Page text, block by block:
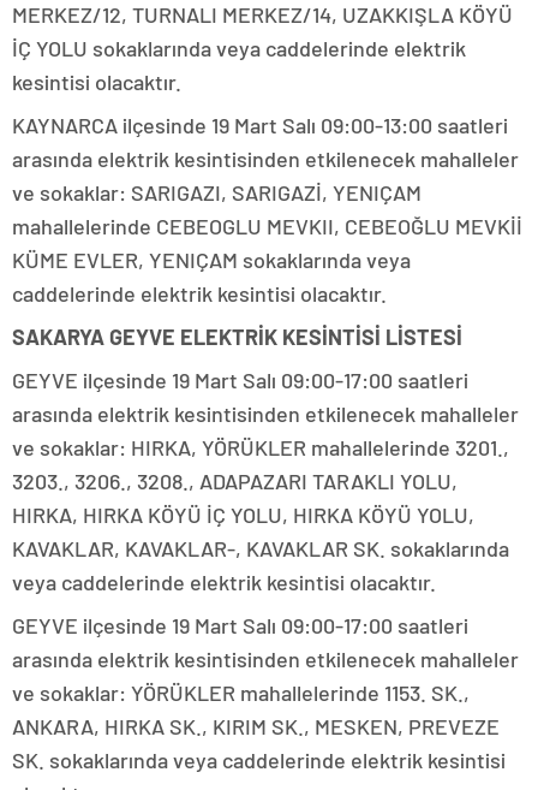
MERKEZ/12, TURNALI MERKEZ/14, UZAKKIŞLA KÖYÜ
İÇ YOLU sokaklarında veya caddelerinde elektrik
kesintisi olacaktır.
KAYNARCA ilçesinde 19 Mart Salı 09:00-13:00 saatleri
arasında elektrik kesintisinden etkilenecek mahalleler
ve sokaklar: SARIGAZI, SARIGAZİ, YENIÇAM
mahallelerinde CEBEOGLU MEVKII, CEBEOĞLU MEVKİİ
KÜME EVLER, YENIÇAM sokaklarında veya
caddelerinde elektrik kesintisi olacaktır.
SAKARYA GEYVE ELEKTRİK KESİNTİSİ LİSTESİ
GEYVE ilçesinde 19 Mart Salı 09:00-17:00 saatleri
arasında elektrik kesintisinden etkilenecek mahalleler
ve sokaklar: HIRKA, YÖRÜKLER mahallelerinde 3201.,
3203., 3206., 3208., ADAPAZARI TARAKLI YOLU,
HIRKA, HIRKA KÖYÜ İÇ YOLU, HIRKA KÖYÜ YOLU,
KAVAKLAR, KAVAKLAR-, KAVAKLAR SK. sokaklarında
veya caddelerinde elektrik kesintisi olacaktır.
GEYVE ilçesinde 19 Mart Salı 09:00-17:00 saatleri
arasında elektrik kesintisinden etkilenecek mahalleler
ve sokaklar: YÖRÜKLER mahallelerinde 1153. SK.,
ANKARA, HIRKA SK., KIRIM SK., MESKEN, PREVEZE
SK. sokaklarında veya caddelerinde elektrik kesintisi